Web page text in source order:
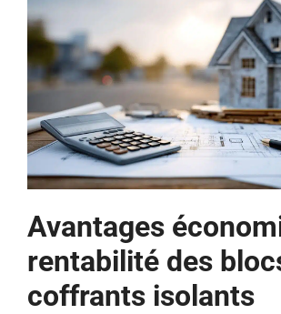
Avantages
rentabilité des
coffrants isolants